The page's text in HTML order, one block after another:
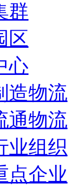
群
区
心
造物流
通物流
业组织
点企业